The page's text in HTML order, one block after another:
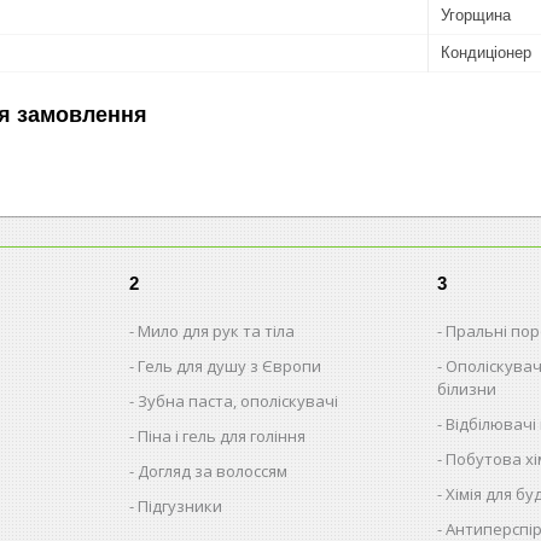
Угорщина
Кондиціонер
замовлення
2
Мило для рук та тіла
Гель для душу з Європи
Зубна паста, ополіскувачі
Піна і гель для гоління
Догляд за волоссям
Підгузники
3
Пральні
білизни
Побутова
Хімія для